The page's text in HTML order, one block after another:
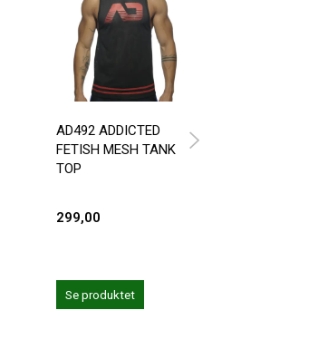
AD492 ADDICTED
FETISH MESH TANK
TOP
299,00
Se produktet